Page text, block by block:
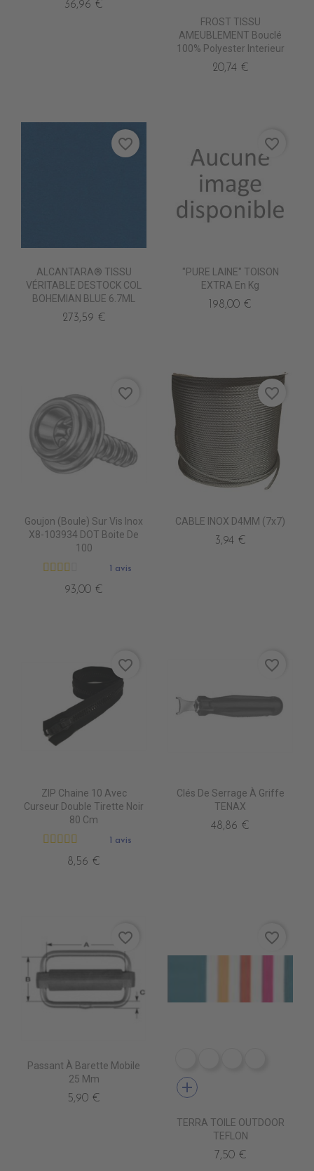
36,96 €
FROST TISSU
AMEUBLEMENT Bouclé
100% Polyester Interieur
20,74 €
ALCANTARA® TISSU
VÉRITABLE DESTOCK COL
BOHEMIAN BLUE 6.7ML
273,59 €
favorite_border
"PURE LAINE" TOISON
EXTRA En Kg
198,00 €
favorite_border
Goujon (Boule) Sur Vis Inox
X8-103934 DOT Boite De
100
1 avis
93,00 €
favorite_border
CABLE INOX D4MM (7x7)
3,94 €
favorite_border
ZIP Chaine 10 Avec
Curseur Double Tirette Noir
80 Cm
1 avis
8,56 €
favorite_border
Clés De Serrage À Griffe
TENAX
48,86 €
favorite_border
Passant À Barette Mobile
25 Mm
5,90 €
favorite_border
add
TERRA TOILE OUTDOOR
TEFLON
7,50 €
favorite_border